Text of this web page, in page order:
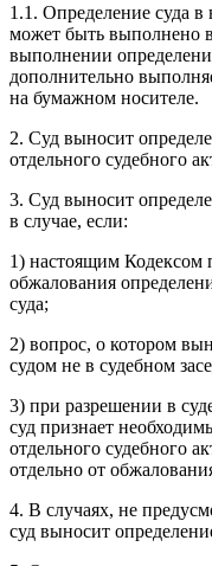
1.1. Определение суда в
может быть выполнено
выполнении
дополнительно
на бумажном носителе.
2. Суд выносит
отдельного судебного
3. Суд выносит
в случае, если:
1) настоящим Кодексом
обжалования
суда;
2) вопрос, о котором
судом не в судебном
3) при разрешении в
суд признает
отдельного судебного
отдельно от
4. В случаях, не
суд выносит